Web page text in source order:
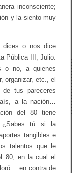
inconsciente;
y la siento muy
dices o nos dice
Pública III, Julio:
o no, a quienes
organizar, etc., el
tus pareceres
a la nación…
del 80 tiene
¿Sabes tú si la
tangibles e
talentos que le
80, en la cual el
en contra de